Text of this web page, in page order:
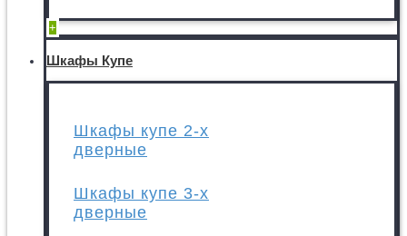
+
Шкафы Купе
Шкафы купе 2-х
дверные
Шкафы купе 3-х
дверные